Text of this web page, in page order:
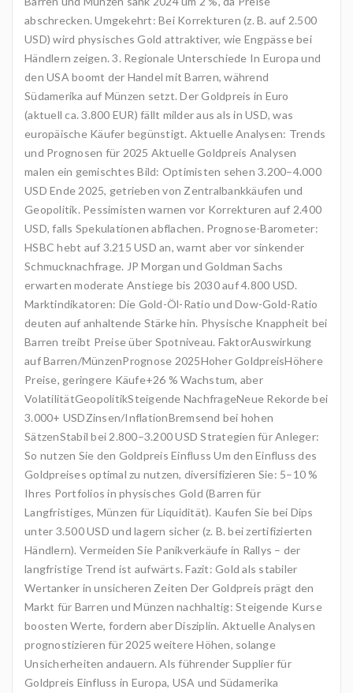
abschrecken. Umgekehrt: Bei Korrekturen (z. B. auf 2.500
USD) wird physisches Gold attraktiver, wie Engpässe bei
Händlern zeigen. 3. Regionale Unterschiede In Europa und
den USA boomt der Handel mit Barren, während
Südamerika auf Münzen setzt. Der Goldpreis in Euro
(aktuell ca. 3.800 EUR) fällt milder aus als in USD, was
europäische Käufer begünstigt. Aktuelle Analysen: Trends
und Prognosen für 2025 Aktuelle Goldpreis Analysen
malen ein gemischtes Bild: Optimisten sehen 3.200–4.000
USD Ende 2025, getrieben von Zentralbankkäufen und
Geopolitik. Pessimisten warnen vor Korrekturen auf 2.400
USD, falls Spekulationen abflachen. Prognose-Barometer:
HSBC hebt auf 3.215 USD an, warnt aber vor sinkender
Schmucknachfrage. JP Morgan und Goldman Sachs
erwarten moderate Anstiege bis 2030 auf 4.800 USD.
Marktindikatoren: Die Gold-Öl-Ratio und Dow-Gold-Ratio
deuten auf anhaltende Stärke hin. Physische Knappheit bei
Barren treibt Preise über Spotniveau. FaktorAuswirkung
auf Barren/MünzenPrognose 2025Hoher GoldpreisHöhere
Preise, geringere Käufe+26 % Wachstum, aber
VolatilitätGeopolitikSteigende NachfrageNeue Rekorde bei
3.000+ USDZinsen/InflationBremsend bei hohen
SätzenStabil bei 2.800–3.200 USD Strategien für Anleger:
So nutzen Sie den Goldpreis Einfluss Um den Einfluss des
Goldpreises optimal zu nutzen, diversifizieren Sie: 5–10 %
Ihres Portfolios in physisches Gold (Barren für
Langfristiges, Münzen für Liquidität). Kaufen Sie bei Dips
unter 3.500 USD und lagern sicher (z. B. bei zertifizierten
Händlern). Vermeiden Sie Panikverkäufe in Rallys – der
langfristige Trend ist aufwärts. Fazit: Gold als stabiler
Wertanker in unsicheren Zeiten Der Goldpreis prägt den
Markt für Barren und Münzen nachhaltig: Steigende Kurse
boosten Werte, fordern aber Disziplin. Aktuelle Analysen
prognostizieren für 2025 weitere Höhen, solange
Unsicherheiten andauern. Als führender Supplier für
Goldpreis Einfluss in Europa, USA und Südamerika